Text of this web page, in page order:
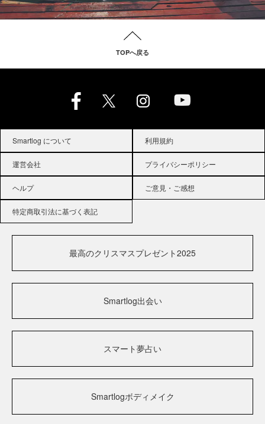
TOPへ戻る
Smartlog について 利用規約
運営会社 プライバシーポリシー
ヘルプ ご意見・ご感想
特定商取引法に基づく表記
最高のクリスマスプレゼント2025
Smartlog出会い
スマート夢占い
Smartlogボディメイク